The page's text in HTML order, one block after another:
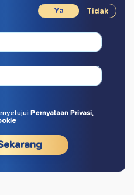
Pernyataan Privasi,